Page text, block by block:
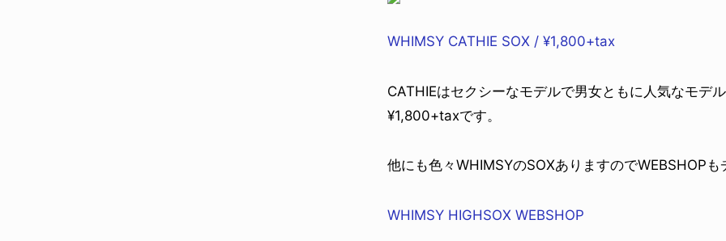
WHIMSY CATHIE SOX / ¥1,800+tax
CATHIEはセクシーなモデルで男女ともに人気なモデ
¥1,800+taxです。
他にも色々WHIMSYのSOXありますのでWEBSHOP
WHIMSY HIGHSOX WEBSHOP